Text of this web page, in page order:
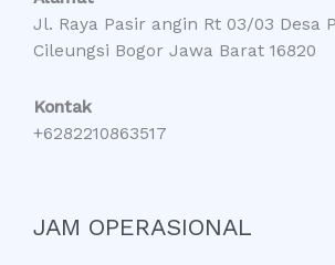
Jl. Raya Pasir angin Rt 03/03 Desa
Cileungsi Bogor Jawa Barat 16820
Kontak
+6282210863517
JAM OPERASIONAL